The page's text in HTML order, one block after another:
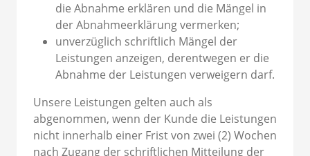
die Abnahme erklären und die Mängel in
der Abnahmeerklärung vermerken;
unverzüglich schriftlich Mängel der
Leistungen anzeigen, derentwegen er die
Abnahme der Leistungen verweigern darf.
Unsere Leistungen gelten auch als
abgenommen, wenn der Kunde die Leistungen
nicht innerhalb einer Frist von zwei (2) Wochen
nach Zugang der schriftlichen Mitteilung der